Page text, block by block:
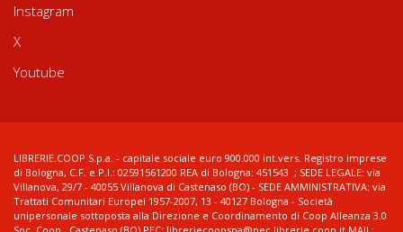
Instagram
X
Youtube
LIBRERIE.COOP S.p.a. - capitale sociale euro 900.000 int.vers. Registro imprese
di Bologna, C.F. e P.I.: 02591561200 REA di Bologna: 451543 ; SEDE LEGALE: via
Villanova, 29/7 - 40055 Villanova di Castenaso (BO) - SEDE AMMINISTRATIVA: via
Trattati Comunitari Europei 1957-2007, 13 - 40127 Bologna - Società
unipersonale sottoposta alla Direzione e Coordinamento di Coop Alleanza 3.0